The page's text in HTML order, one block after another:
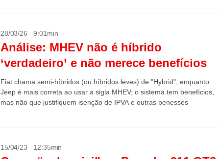
28/03/26 - 9:01min
Análise: MHEV não é híbrido
‘verdadeiro’ e não merece benefícios
Fiat chama semi-híbridos (ou híbridos leves) de "Hybrid", enquanto
Jeep é mais correta ao usar a sigla MHEV; o sistema tem benefícios,
mas não que justifiquem isenção de IPVA e outras benesses
15/04/23 - 12:35min